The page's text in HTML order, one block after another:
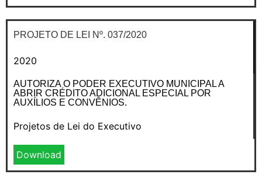
PROJETO DE LEI Nº. 037/2020
2020
AUTORIZA O PODER EXECUTIVO MUNICIPAL A
ABRIR CRÉDITO ADICIONAL ESPECIAL POR
AUXÍLIOS E CONVÊNIOS.
Projetos de Lei do Executivo
Download